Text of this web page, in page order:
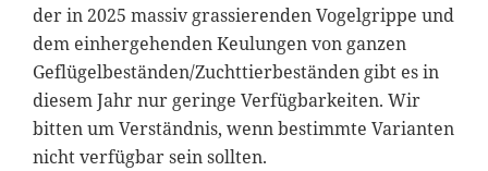
der in 2025 massiv grassierenden Vogelgrippe und
dem einhergehenden Keulungen von ganzen
Geflügelbeständen/Zuchttierbeständen gibt es in
diesem Jahr nur geringe Verfügbarkeiten. Wir
bitten um Verständnis, wenn bestimmte Varianten
nicht verfügbar sein sollten.